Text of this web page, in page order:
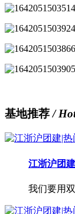
基地推荐 /
江浙沪团
我们要用